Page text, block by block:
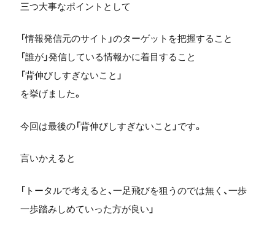
三つ大事なポイントとして
「情報発信元のサイト」のターゲットを把握すること
「誰が」発信している情報かに着目すること
「背伸びしすぎないこと」
を挙げました。
今回は最後の「背伸びしすぎないこと」です。
言いかえると
「トータルで考えると、一足飛びを狙うのでは無く、一歩
一歩踏みしめていった方が良い」